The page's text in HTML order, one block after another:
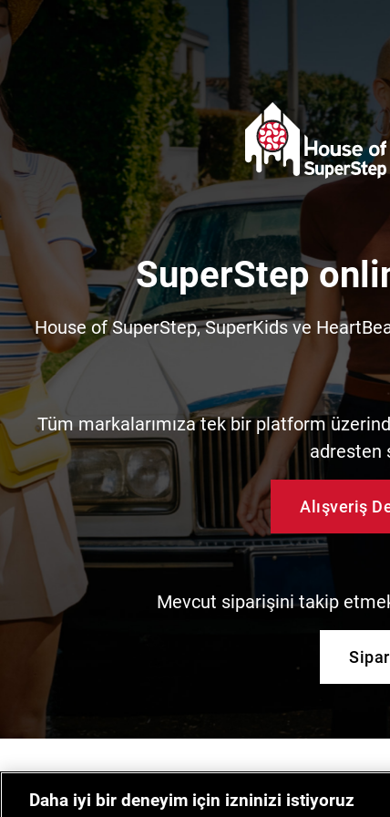
SuperStep
House of SuperStep, SuperKids ve
Tüm markalarımıza tek bir platform
adresten
Alışveriş
Mevcut siparişini takip
Daha iyi bir deneyim için izninizi istiyoruz